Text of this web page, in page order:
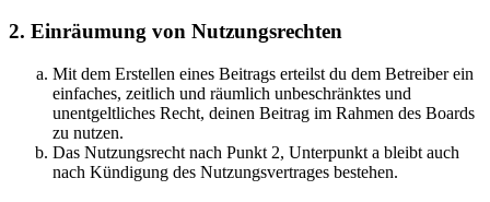
2. Einräumung von Nutzungsrechten
Mit dem Erstellen eines Beitrags erteilst du dem Betreiber ein
einfaches, zeitlich und räumlich unbeschränktes und
unentgeltliches Recht, deinen Beitrag im Rahmen des Boards
zu nutzen.
Das Nutzungsrecht nach Punkt 2, Unterpunkt a bleibt auch
nach Kündigung des Nutzungsvertrages bestehen.